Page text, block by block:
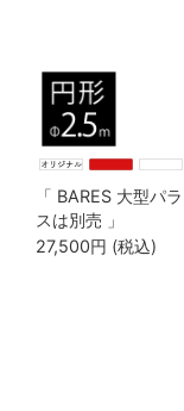
「 BARES 大型パ
スは別売 」
27,500円 (税込)